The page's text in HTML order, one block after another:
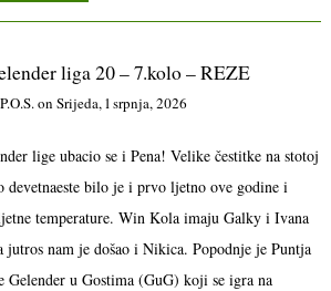
liga 20 – 7.kolo – REZE
P.o.s.on Srijeda, 1 srpnja, 2026
lige ubacio se i Pena! Velike čestitke na stotoj
devetnaeste bilo je i prvo ljetno ove godine i
temperature. Win Kola imaju Galky i Ivana
jutros nam je došao i Nikica. Popodnje je Puntja
Gelender u Gostima (GuG) koji se igra na